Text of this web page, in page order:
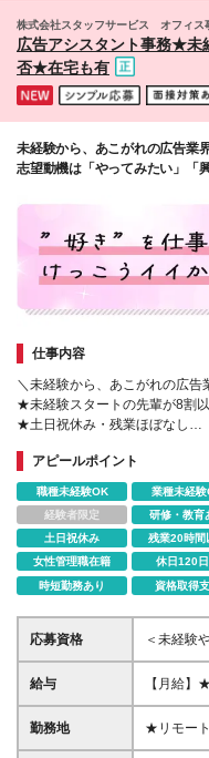
株式会社スタッフサービス オフィス
広告アシスタント事務★
否★在宅も有
未経験から、あこがれの広告業
志望動機は「やってみたい」「
仕事内容
＼未経験から、あこがれの広告
★未経験スタートの先輩が8割
★土日祝休み・残業ほぼなし
★応募から1週間で合否
★基礎から学べる無料の研修制
アピールポイント
職種未経験OK 業種未経
経験者限定
研修・教育
土日祝休み
残業20時間
女性管理職在籍
休日120
時短勤務あり
資格取得
応募資格
＜未経験や
上 ◆事務
の転職・
問題あり
う気持ち
給与
【月給】
京 21万
万7000円
勤務地
★リモー
ク）もOK